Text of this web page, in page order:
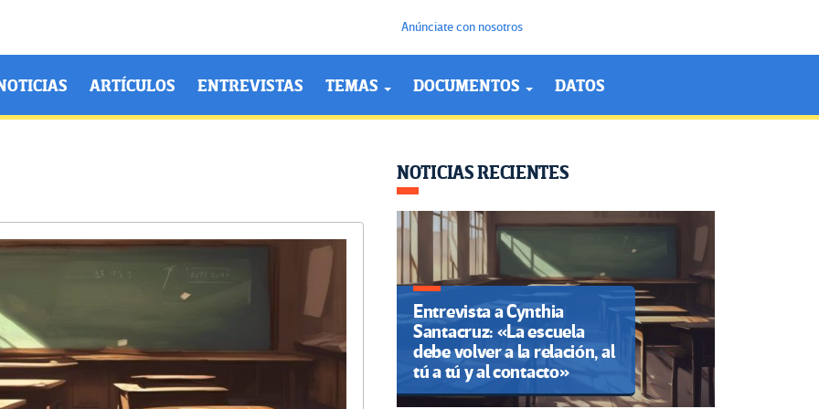
Anúnciate con nosotros
ARTÍCULOS ENTREVISTAS TEMAS DOCUMENTOS DATOS
NOTICIAS RECIENTES
Entrevista a Cynthia
Santacruz: «La escuela
debe volver a la relación, al
tú a tú y al contacto»